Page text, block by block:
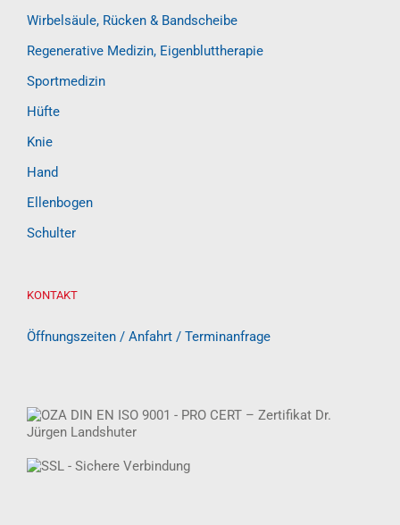
Wirbelsäule, Rücken & Bandscheibe
Regenerative Medizin, Eigenbluttherapie
Sportmedizin
Hüfte
Knie
Hand
Ellenbogen
Schulter
KONTAKT
Öffnungszeiten / Anfahrt / Terminanfrage